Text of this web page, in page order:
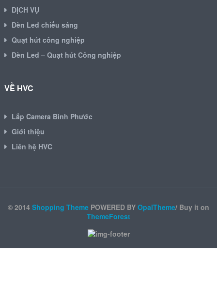
DỊCH VỤ
Đèn Led chiếu sáng
Quạt hút công nghiệp
Đèn Led – Quạt hút Công nghiệp
VỀ HVC
Lắp Camera Bình Phước
Giới thiệu
Liên hệ HVC
© 2014 Shopping Theme POWERED BY OpalTheme/ Buy it on
ThemeForest